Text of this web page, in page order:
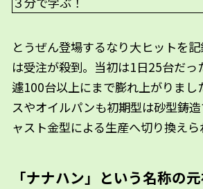
とうぜん登場するなり大ヒットを
は受注が殺到。当初は1日25台だっ
遽100台以上にまで膨れ上がりまし
スやオイルパンも初期型は砂型鋳
ャスト金型による生産へ切り換えら
「ナナハン」という名称の